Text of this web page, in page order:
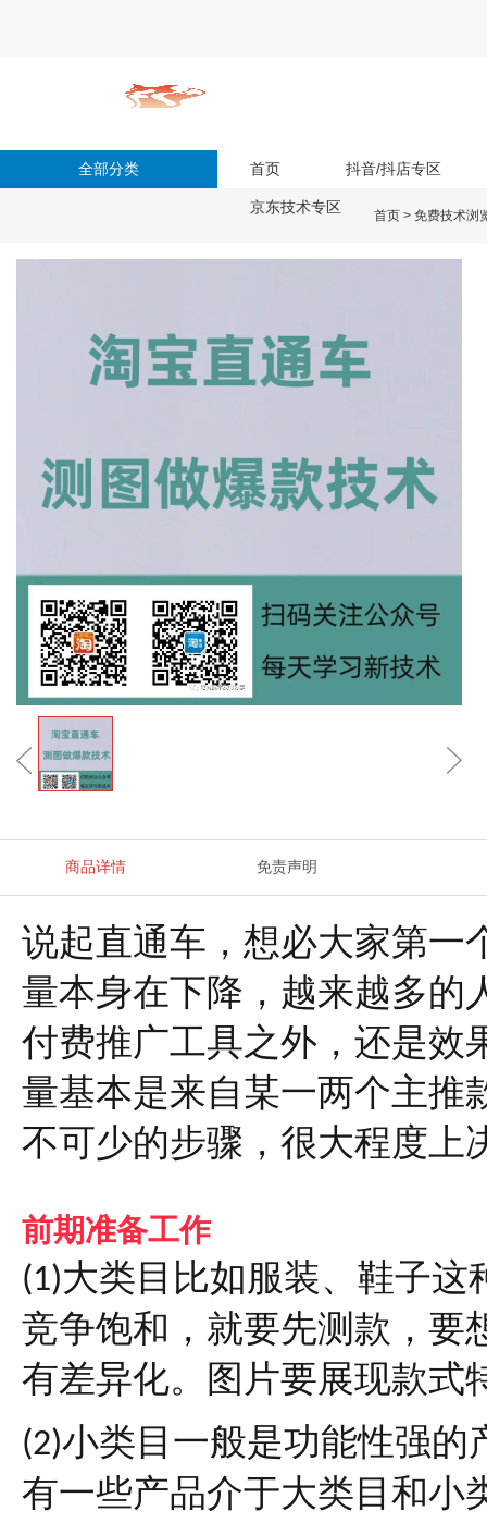
全部分类 首页 抖音/抖店专区
京东技术专区 首页 > 免费技术浏
商品详情 免责声明
说起直通车，想必大家第一
量本身在下降，越来越多的
付费推广工具之外，还是效
量基本是来自某一两个主推
不可少的步骤，很大程度上
前期准备工作
(1)大类目比如服装、鞋子
竞争饱和，就要先测款，要
有差异化。图片要展现款式
(2)小类目一般是功能性强的
有一些产品介于大类目和小